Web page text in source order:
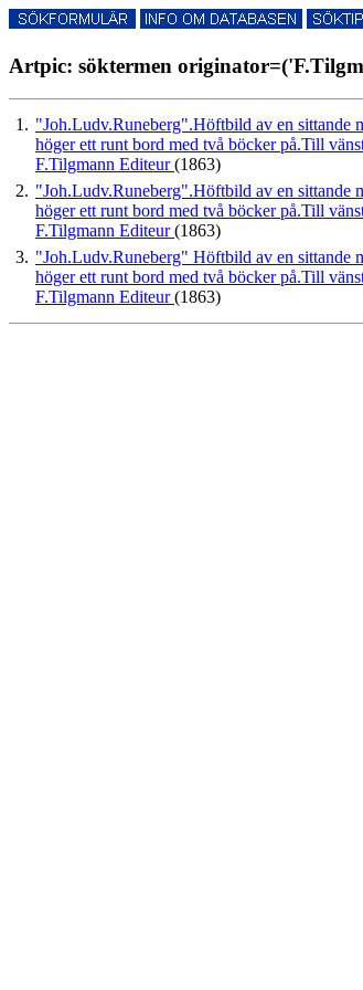
Artpic: söktermen
1. "Joh.Ludv.Runeberg".Höftbild av en sittande
höger ett runt bord med två böcker på.Till
F.Tilgmann Editeur(1863)
2. "Joh.Ludv.Runeberg".Höftbild av en sittande
höger ett runt bord med två böcker på.Till
F.Tilgmann Editeur(1863)
3. "Joh.Ludv.Runeberg" Höftbild av en sittande
höger ett runt bord med två böcker på.Till
F.Tilgmann Editeur(1863)